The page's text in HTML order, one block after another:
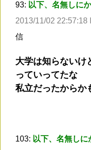
93: 以下、名無しに
2013/11/02 22:57:18
信
大学は知らないけ
っていってたな
私立だったからか
103: 以下、名無し